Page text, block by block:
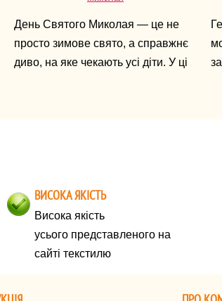
День Святого Миколая — це не
просто зимове свято, а справжнє
диво, на яке чекають усі діти. У ці
запам’ятався надовго.
ВИСОКА ЯКІСТЬ
Висока якість
усього представленого на
сайті текстилю